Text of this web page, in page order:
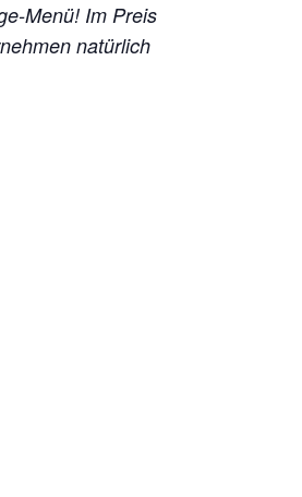
Menü! Im Preis
natürlich